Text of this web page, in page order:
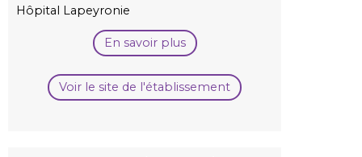
Hôpital Lapeyronie
En savoir plus
Voir le site de l'établissement